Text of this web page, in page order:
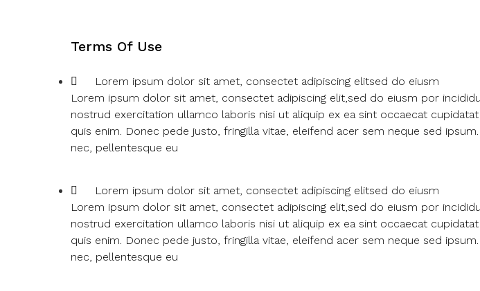
Terms Of Use
Lorem ipsum dolor sit amet, consectet adipiscing elitsed do eiusm
Lorem ipsum dolor sit amet, consectet adipiscing elit,sed do eiusm por
nostrud exercitation ullamco laboris nisi ut aliquip ex ea sint occaecat
quis enim. Donec pede justo, fringilla vitae, eleifend acer sem neque sed
nec, pellentesque eu
Lorem ipsum dolor sit amet, consectet adipiscing elitsed do eiusm
Lorem ipsum dolor sit amet, consectet adipiscing elit,sed do eiusm por
nostrud exercitation ullamco laboris nisi ut aliquip ex ea sint occaecat
quis enim. Donec pede justo, fringilla vitae, eleifend acer sem neque sed
nec, pellentesque eu